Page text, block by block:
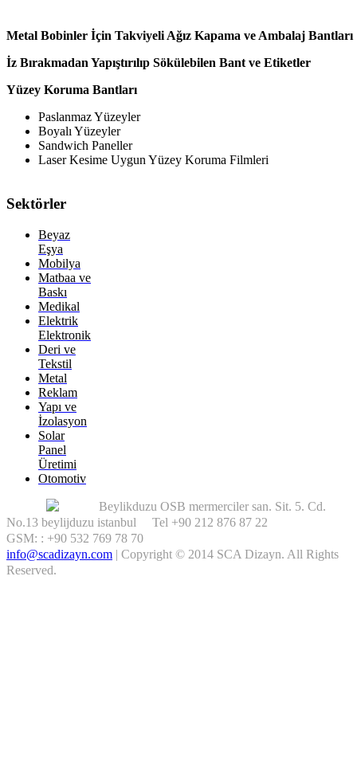
Metal Bobinler İçin Takviyeli Ağız Kapama ve Ambalaj Bantları
İz Bırakmadan Yapıştırılıp Sökülebilen Bant ve Etiketler
Yüzey Koruma Bantları
Paslanmaz Yüzeyler
Boyalı Yüzeyler
Sandwich Paneller
Laser Kesime Uygun Yüzey Koruma Filmleri
Sektörler
Beyaz
Eşya
Mobilya
Matbaa ve
Baskı
Medikal
Elektrik
Elektronik
Deri ve
Tekstil
Metal
Reklam
Yapı ve
İzolasyon
Solar
Panel
Üretimi
Otomotiv
Beylikduzu OSB mermerciler san. Sit. 5. Cd.
No.13 beylijduzu istanbul Tel +90 212 876 87 22
GSM: : +90 532 769 78 70
info@scadizayn.com | Copyright © 2014 SCA Dizayn. All Rights
Reserved.